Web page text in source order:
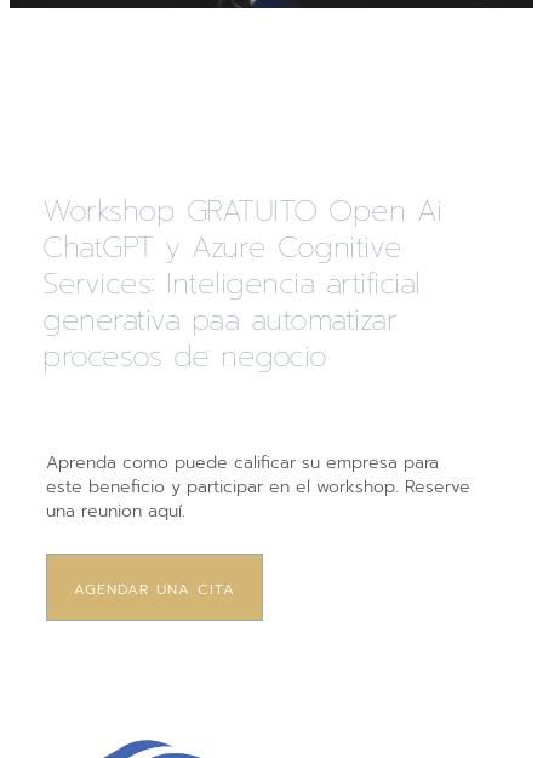
Workshop GRATUITO Open Ai
ChatGPT y Azure Cognitive
Services: Inteligencia artificial
generativa paa automatizar
procesos de negocio
Aprenda como puede calificar su empresa para
este beneficio y participar en el workshop. Reserve
una reunion aquí.
AGENDAR UNA CITA